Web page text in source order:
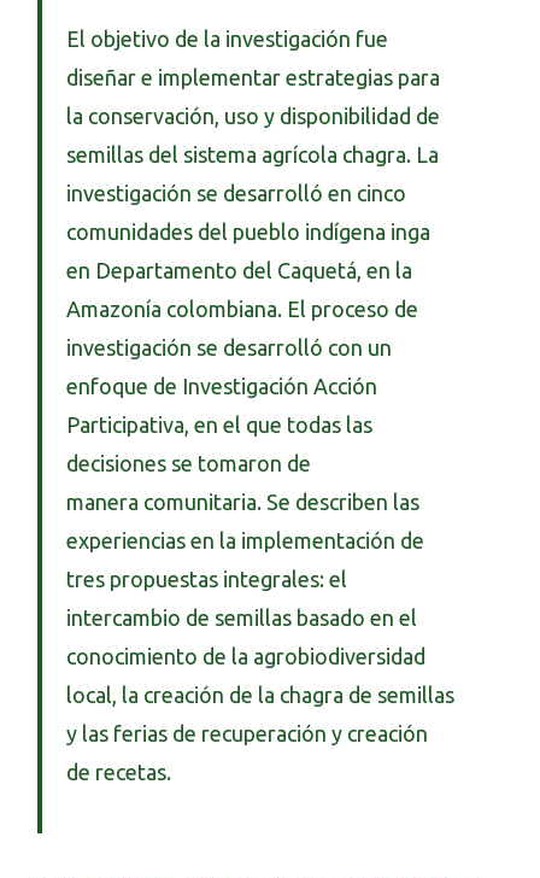
El objetivo de la investigación fue
diseñar e implementar estrategias para
la conservación, uso y disponibilidad de
semillas del sistema agrícola chagra. La
investigación se desarrolló en cinco
comunidades del pueblo indígena inga
en Departamento del Caquetá, en la
Amazonía colombiana. El proceso de
investigación se desarrolló con un
enfoque de Investigación Acción
Participativa, en el que todas las
decisiones se tomaron de
manera comunitaria. Se describen las
experiencias en la implementación de
tres propuestas integrales: el
intercambio de semillas basado en el
conocimiento de la agrobiodiversidad
local, la creación de la chagra de semillas
y las ferias de recuperación y creación
de recetas.